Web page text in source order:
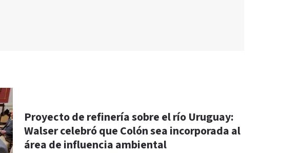
Proyecto de refinería sobre el río Uruguay:
Walser celebró que Colón sea incorporada al
área de influencia ambiental